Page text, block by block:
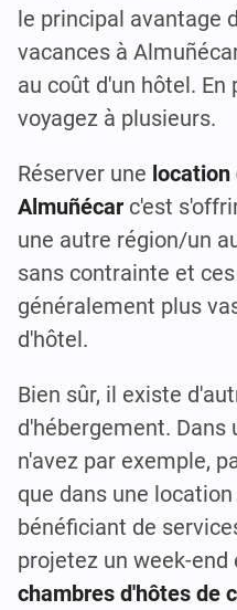
le principal avantage
vacances à
au coût d'un hôtel. En
voyagez à plusieurs.
Réserver une location
Almuñécar c'est
une autre région/un
sans contrainte et
généralement plus
d'hôtel.
Bien sûr, il existe
d'hébergement. Dans
n'avez par exemple,
que dans une
bénéficiant de
projetez un week-end
chambres d'hôtes de